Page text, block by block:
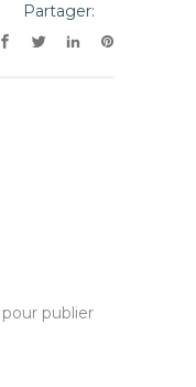
Partager:
pour publier